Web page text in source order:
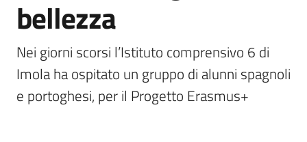
Servizi
Vivere
Imola
bellezza
Nei giorni scorsi l’Istituto comprensivo 6 di
Imola ha ospitato un gruppo di alunni spagnoli
e portoghesi, per il Progetto Erasmus+